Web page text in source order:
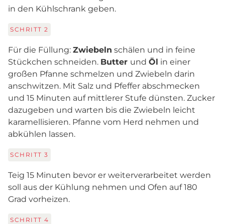
in den Kühlschrank geben.
SCHRITT 2
Für die Füllung: Zwiebeln schälen und in feine
Stückchen schneiden. Butter und Öl in einer
großen Pfanne schmelzen und Zwiebeln darin
anschwitzen. Mit Salz und Pfeffer abschmecken
und 15 Minuten auf mittlerer Stufe dünsten. Zucker
dazugeben und warten bis die Zwiebeln leicht
karamellisieren. Pfanne vom Herd nehmen und
abkühlen lassen.
SCHRITT 3
Teig 15 Minuten bevor er weiterverarbeitet werden
soll aus der Kühlung nehmen und Ofen auf 180
Grad vorheizen.
SCHRITT 4